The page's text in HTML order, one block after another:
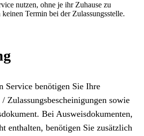
nutzen, ohne je ihr Zuhause zu
keinen Termin bei der Zulassungsstelle.
Service benötigen Sie Ihre
Zulassungsbescheinigungen sowie
Bei Ausweisdokumenten,
enthalten, benötigen Sie zusätzlich